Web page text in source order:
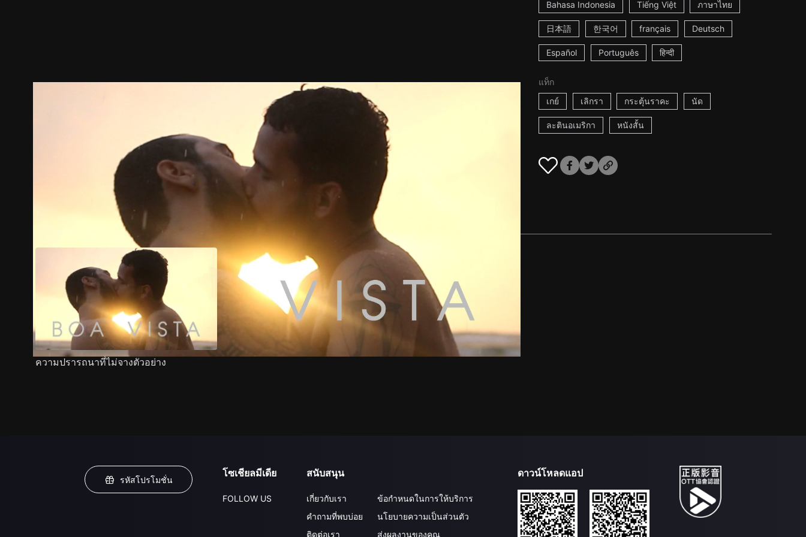
Bahasa Indonesia Tiếng Việt ภาษาไทย
日本語 한국어 français Deutsch
Español Português हिन्दी
แท็ก
เกย์
เลิกรา กระตุ้นราคะ นัด
ละตินอเมริกา หนังสั้น
รายละเอียด
ความปรารถนาที่ไม่จางตัวอย่าง
รหัสโปรโมชั่น
โซเชียลมีเดีย
FOLLOW US
สนับสนุน
เกี่ยวกับเรา
คำถามที่พบบ่อย
ติดต่อเรา
ข้อกำหนดในการให้บริการ
นโยบายความเป็นส่วนตัว
ส่งผลงานของคุณ
ดาวน์โหลดแอป